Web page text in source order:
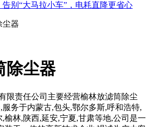
告别“大马拉小车”，电耗直降更省心
除尘器
限责任公司主要经营榆林放滤筒除尘
务于内蒙古,包头,鄂尔多斯,呼和浩特,
榆林,陕西,延安,宁夏,甘肃等地,公司是一